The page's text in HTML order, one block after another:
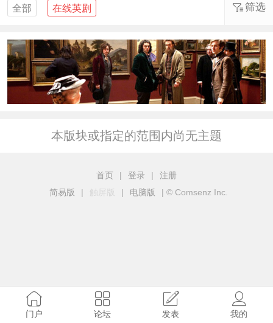
全部 在线英剧 筛选
本版块或指定的范围内尚无主题
首页 | 登录 |
注册
简易版
| 触屏版 | 电脑版 | © Comsenz Inc.
门户 论坛 发表 我的